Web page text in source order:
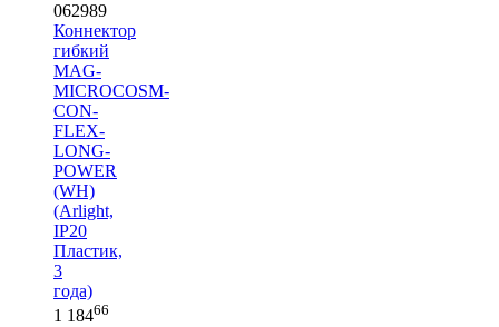
062989
Коннектор
гибкий
MAG-
MICROCOSM-
CON-
FLEX-
LONG-
POWER
(WH)
(Arlight,
IP20
Пластик,
3
года)
1 18466